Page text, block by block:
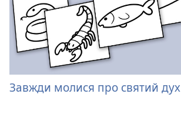
Завжди молися про святий дух